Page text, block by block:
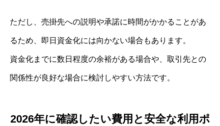
ただし、売掛先への説明や承諾に時間がかかることがあ
るため、即日資金化には向かない場合もあります。
資金化までに数日程度の余裕がある場合や、取引先との
関係性が良好な場合に検討しやすい方法です。
2026年に確認したい費用と安全な利用ポ